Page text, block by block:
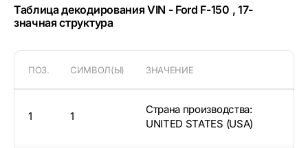
Таблица декодирования VIN - Ford F-150 , 17-
значная структура
ПОЗ. СИМВОЛ(Ы) ЗНАЧЕНИЕ
1 1
Страна производства:
UNITED STATES (USA)